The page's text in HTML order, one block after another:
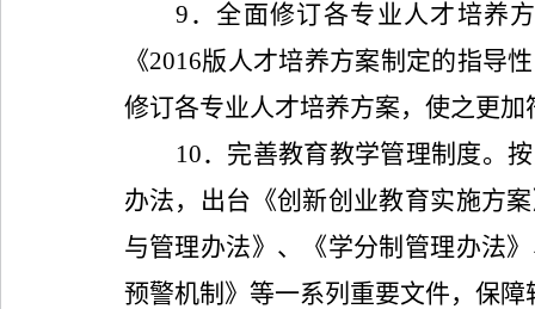
9 ．全面修订各专业人才培养
《2016版人才培养方案制定的指导
修订各专业人才培养方案，使之更
10．完善教育教学管理制度。
办法，出台《创新创业教育实施方
与管理办法》、《学分制管理办法
预警机制》等一系列重要文件，保障